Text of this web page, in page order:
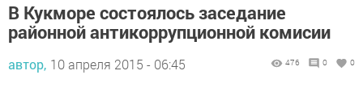
В Кукморе состоялось заседание
районной антикоррупционной комисии
автор, 10 апреля 2015 - 06:45 476 0 0